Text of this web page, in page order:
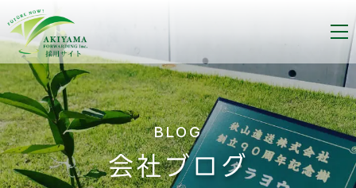
秋山逓送株式会社 採用サイト
BLOG
会社ブログ